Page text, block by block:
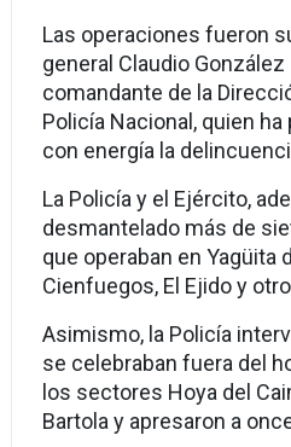
Las operaciones fueron
general Claudio
comandante de la
Policía Nacio­nal, quien
con energía la
La Policía y el Ejército,
desmantelado más de
que operaban en Yagüita
Cienfuegos, El Ejido y
Asimismo, la Policía
se celebraban fuera del
los secto­res Hoya del
Bartola y apresaron a